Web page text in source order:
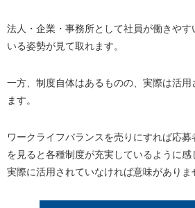
法人・企業・事務所として社員が働きや
いる姿勢が見て取れます。
一方、制度自体はあるものの、実際は活用
ます。
ワークライフバランスを売りにすれば応
を見ると各種制度が充実しているように感
実際に活用されていなければ意味がありま